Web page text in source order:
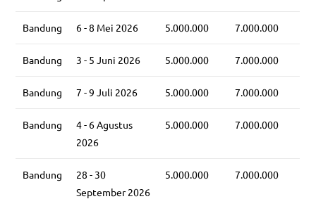
Bandung 6 - 8 Mei 2026 5.000.000 7.000.000
Bandung 3 - 5 Juni 2026 5.000.000 7.000.000
Bandung 7 - 9 Juli 2026 5.000.000 7.000.000
Bandung
4 - 6 Agustus
2026
5.000.000 7.000.000
Bandung
28 - 30
September 2026
5.000.000 7.000.000